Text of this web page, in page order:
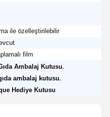
ile özelleştirilebilir
film
Ambalaj Kutusu
ambalaj kutusu
Hediye Kutusu